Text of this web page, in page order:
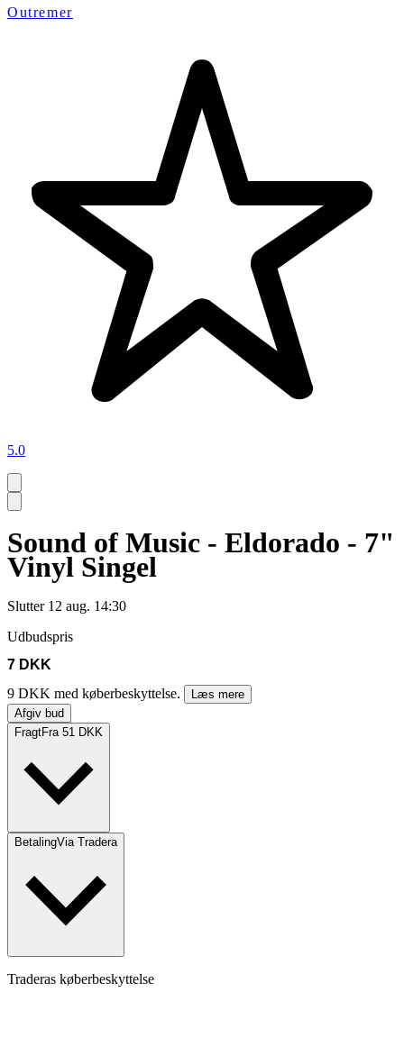
Outremer
5.0
Sound of Music - Eldorado - 7"
Vinyl Singel
Slutter 12 aug. 14:30
Udbudspris
7 DKK
9 DKK med køberbeskyttelse.
Læs mere
Afgiv bud
FragtFra 51 DKK
BetalingVia Tradera
Traderas køberbeskyttelse